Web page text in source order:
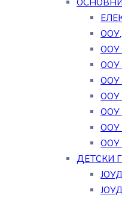
ООУ
ООУ
ООУ
ООУ
ООУ
ООУ
ООУ
ДЕТСКИ